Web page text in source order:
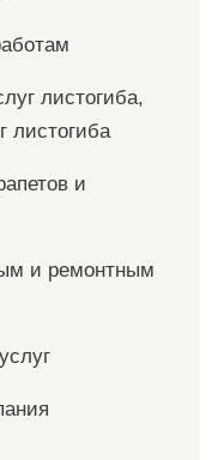
листогиба,
листогиба
и
и ремонтным